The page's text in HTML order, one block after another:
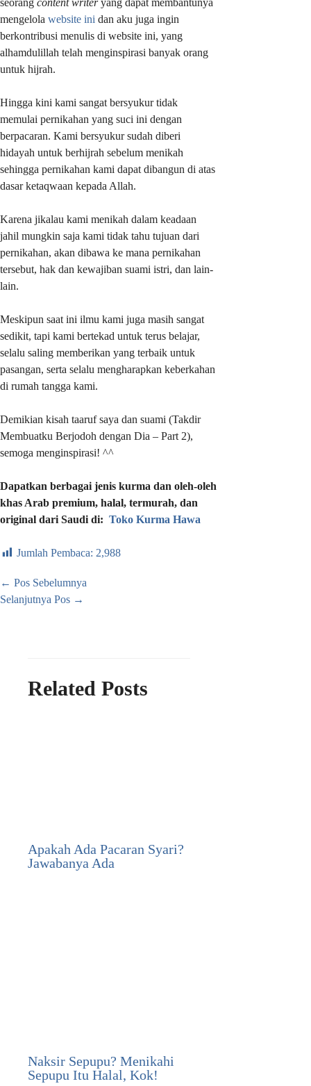
mengelola website ini dan aku juga ingin
berkontribusi menulis di website ini, yang
alhamdulillah telah menginspirasi banyak orang
untuk hijrah.
Hingga kini kami sangat bersyukur tidak
memulai pernikahan yang suci ini dengan
berpacaran. Kami bersyukur sudah diberi
hidayah untuk berhijrah sebelum menikah
sehingga pernikahan kami dapat dibangun di atas
dasar ketaqwaan kepada Allah.
Karena jikalau kami menikah dalam keadaan
jahil mungkin saja kami tidak tahu tujuan dari
pernikahan, akan dibawa ke mana pernikahan
tersebut, hak dan kewajiban suami istri, dan lain-
lain.
Meskipun saat ini ilmu kami juga masih sangat
sedikit, tapi kami bertekad untuk terus belajar,
selalu saling memberikan yang terbaik untuk
pasangan, serta selalu mengharapkan keberkahan
di rumah tangga kami.
Demikian kisah taaruf saya dan suami (Takdir
Membuatku Berjodoh dengan Dia – Part 2),
semoga menginspirasi! ^^
Dapatkan berbagai jenis kurma dan oleh-oleh
khas Arab premium, halal, termurah, dan
original dari Saudi di: Toko Kurma Hawa
Jumlah Pembaca: 2,988
← Pos Sebelumnya
Selanjutnya Pos →
Related Posts
Apakah Ada Pacaran Syari?
Jawabanya Ada
Naksir Sepupu? Menikahi
Sepupu Itu Halal, Kok!